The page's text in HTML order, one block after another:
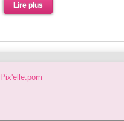
Lire plus
Pix'elle.pom